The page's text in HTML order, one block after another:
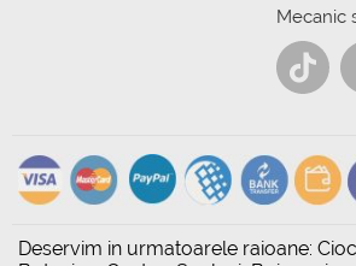
Mecanic
Deservim in urmatoarele raioane: